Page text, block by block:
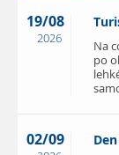
19/08
2026
Na
po
02/09